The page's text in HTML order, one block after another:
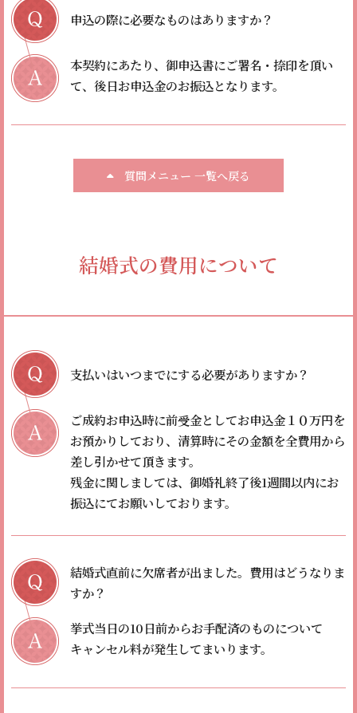
申込の際に必要なものはありますか？
本契約にあたり、御申込書にご署名・捺印を頂い
て、後日お申込金のお振込となります。
質問メニュー 一覧へ戻る
結婚式の費用について
支払いはいつまでにする必要がありますか？
ご成約お申込時に前受金としてお申込金１０万円を
お預かりしており、清算時にその金額を全費用から
差し引かせて頂きます。
残金に関しましては、御婚礼終了後1週間以内にお
振込にてお願いしております。
結婚式直前に欠席者が出ました。 費用はどうなりま
すか？
挙式当日の10日前からお手配済のものについて
キャンセル料が発生してまいります。